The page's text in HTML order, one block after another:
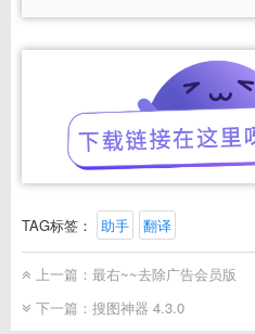
TAG标签： 助手 翻译
上一篇： 最右~~去除广告会员版
下一篇： 搜图神器 4.3.0